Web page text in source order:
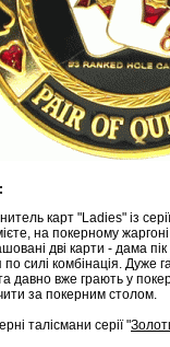
карт "Ladіes" із
на покерному
дві карти - дама
по силі комбінація.
давно вже грають у
за покерним столом.
талісмани серії "